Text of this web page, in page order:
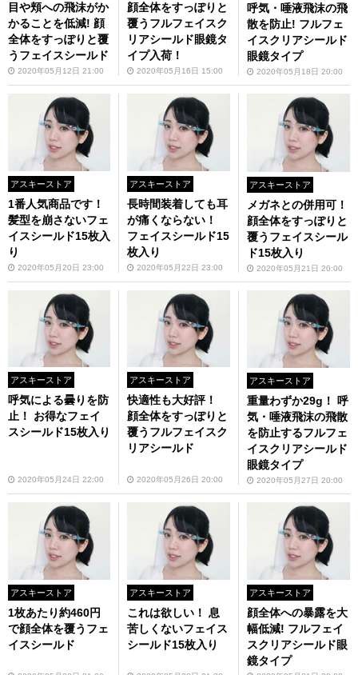
目や頬への飛沫がか
かることを低減! 顔
全体をすっぽりと覆
うフェイスシールド
2020年05月12日 21:00
顔全体をすっぽりと
覆うフルフェイスク
リアシールド眼鏡タ
イプ入荷！
2020年05月16日 15:00
呼気・唾液飛沫の飛
散を防止! フルフェ
イスクリアシールド
眼鏡タイプ
2020年05月18日 20:00
アスキーストア
1番人気商品です！
髪型を崩さないフェ
イスシールド15枚入
り
2020年05月20日 23:00
アスキーストア
長時間装着しても耳
が痛くならない！
フェイスシールド15
枚入り
2020年05月22日 23:00
アスキーストア
メガネとの併用可！
顔全体をすっぽりと
覆うフェイスシール
ド15枚入り
2020年05月21日 20:00
アスキーストア
呼気による曇りを防
止！ お得なフェイ
スシールド15枚入り
2020年05月24日 22:00
アスキーストア
快適性も大好評！
顔全体をすっぽりと
覆うフルフェイスク
リアシールド
2020年05月26日 20:00
アスキーストア
重量わずか29g！ 呼
気・唾液飛沫の飛散
を防止するフルフェ
イスクリアシールド
眼鏡タイプ
2020年05月27日 20:00
アスキーストア
1枚あたり約460円
で顔全体を覆うフェ
イスシールド
アスキーストア
これは欲しい！ 息
苦しくないフェイス
シールド15枚入り
アスキーストア
顔全体への暴露を大
幅低減! フルフェイ
スクリアシールド眼
鏡タイプ